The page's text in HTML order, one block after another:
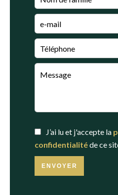
J’ai lu et j'accepte la
confidentialitéde ce
ENVOYER